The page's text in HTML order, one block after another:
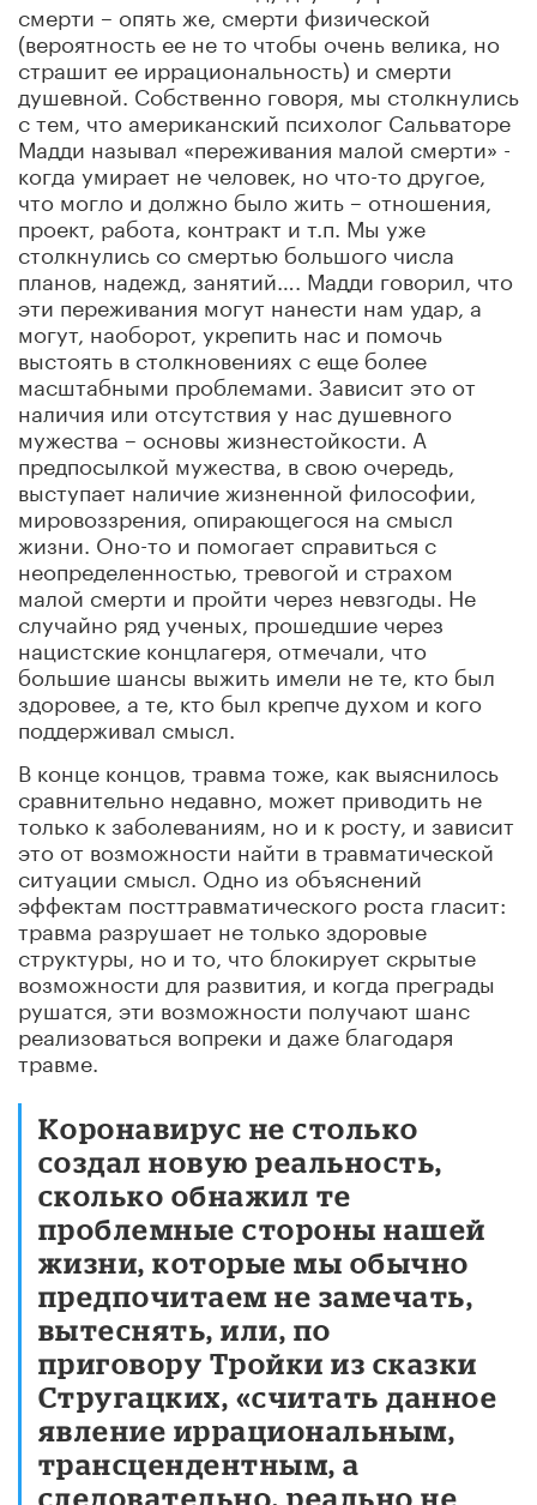
смерти – опять же, смерти физической
(вероятность ее не то чтобы очень велика, но
страшит ее иррациональность) и смерти
душевной. Собственно говоря, мы столкнулись
с тем, что американский психолог Сальваторе
Мадди называл «переживания малой смерти» -
когда умирает не человек, но что-то другое,
что могло и должно было жить – отношения,
проект, работа, контракт и т.п. Мы уже
столкнулись со смертью большого числа
планов, надежд, занятий…. Мадди говорил, что
эти переживания могут нанести нам удар, а
могут, наоборот, укрепить нас и помочь
выстоять в столкновениях с еще более
масштабными проблемами. Зависит это от
наличия или отсутствия у нас душевного
мужества – основы жизнестойкости. А
предпосылкой мужества, в свою очередь,
выступает наличие жизненной философии,
мировоззрения, опирающегося на смысл
жизни. Оно-то и помогает справиться с
неопределенностью, тревогой и страхом
малой смерти и пройти через невзгоды. Не
случайно ряд ученых, прошедшие через
нацистские концлагеря, отмечали, что
большие шансы выжить имели не те, кто был
здоровее, а те, кто был крепче духом и кого
поддерживал смысл.
В конце концов, травма тоже, как выяснилось
сравнительно недавно, может приводить не
только к заболеваниям, но и к росту, и зависит
это от возможности найти в травматической
ситуации смысл. Одно из объяснений
эффектам посттравматического роста гласит:
травма разрушает не только здоровые
структуры, но и то, что блокирует скрытые
возможности для развития, и когда преграды
рушатся, эти возможности получают шанс
реализоваться вопреки и даже благодаря
травме.
Коронавирус не столько
создал новую реальность,
сколько обнажил те
проблемные стороны нашей
жизни, которые мы обычно
предпочитаем не замечать,
вытеснять, или, по
приговору Тройки из сказки
Стругацких, «считать данное
явление иррациональным,
трансцендентным, а
следовательно, реально не